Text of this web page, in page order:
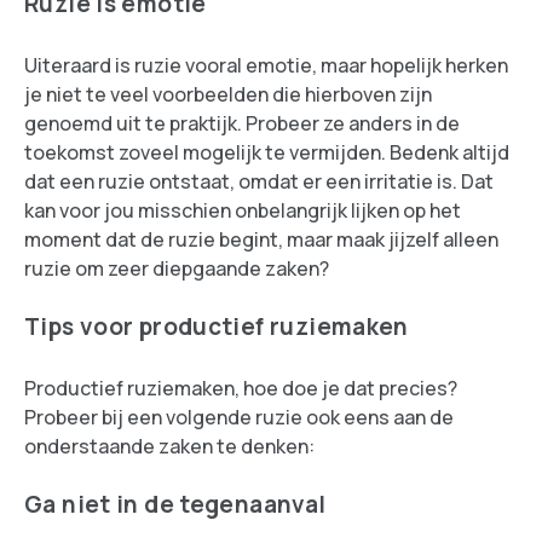
Uiteraard is ruzie vooral emotie, maar hopelijk herken
je niet te veel voorbeelden die hierboven zijn
genoemd uit te praktijk. Probeer ze anders in de
toekomst zoveel mogelijk te vermijden. Bedenk altijd
dat een ruzie ontstaat, omdat er een irritatie is. Dat
kan voor jou misschien onbelangrijk lijken op het
moment dat de ruzie begint, maar maak jijzelf alleen
ruzie om zeer diepgaande zaken?
Tips voor productief ruziemaken
Productief ruziemaken, hoe doe je dat precies?
Probeer bij een volgende ruzie ook eens aan de
onderstaande zaken te denken:
Ga niet in de tegenaanval